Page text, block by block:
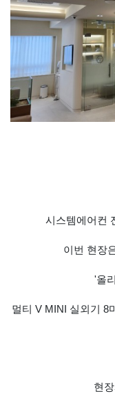
시스템에어컨
이번 현장
'올
멀티 V MINI 실외기 8
현